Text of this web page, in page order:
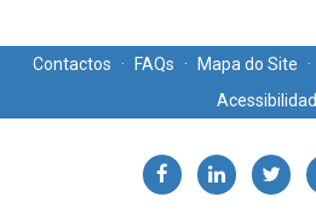
Contactos · FAQs · Mapa do Site ·